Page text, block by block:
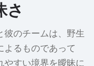
さ
彼のチームは、野生
よるものであって
やすい境界を曖昧に